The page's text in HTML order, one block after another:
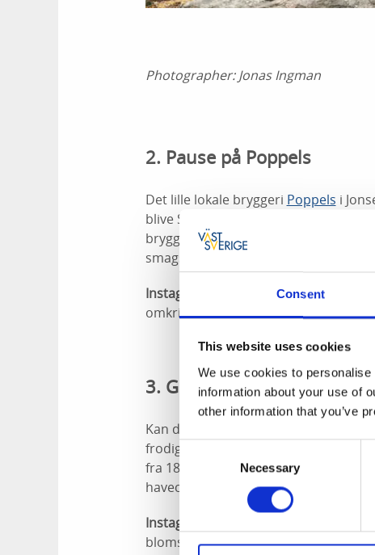
Consent
This website uses cookies
We use cookies to
information about your use of
other information that you’ve
Consent
Selection
Necessary
Photographer:Jonas Ingman
2. Pause på Poppels
Det lille lokale bryggeri Poppels i
blive Sveriges største økologiske
bryggeriet, deltage i en ølsmagning
smagssammensætninger med øl og
Instagram-tip:
Benyt lejligheden til
omkring Poppels.
3. Genopladning i
Kan du lide blomster? Afsæt lidt tid til
frodige labyrinter og de smukke
fra 1800-tallet, der oprindelig lå her.
havecafé, hvor der serveres kage
Instagram-tip:
blomsterarrangementer i haven.